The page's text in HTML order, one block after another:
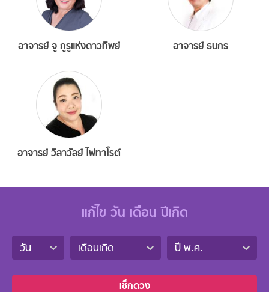
อาจารย์ จู กูรูแห่งดาวทิพย์ อาจารย์ ธนกร
อาจารย์ วิลาวัลย์ ไพ่ทาโรต์
แก้ไข วัน เดือน ปีเกิด
วัน เดือนเกิด ปี พ.ศ.
เช็กดวง